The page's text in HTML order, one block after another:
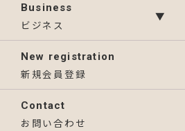
Business
ビジネス
▼
New registration
新規会員登録
Contact
お問い合わせ